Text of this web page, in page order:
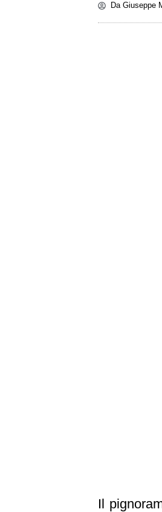
DaGiuseppe
Il